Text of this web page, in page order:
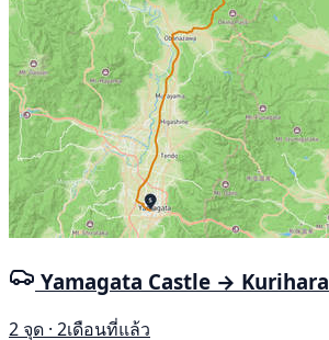
Yamagata Castle → Kurihara
2 จุด · 2เดือนที่แล้ว